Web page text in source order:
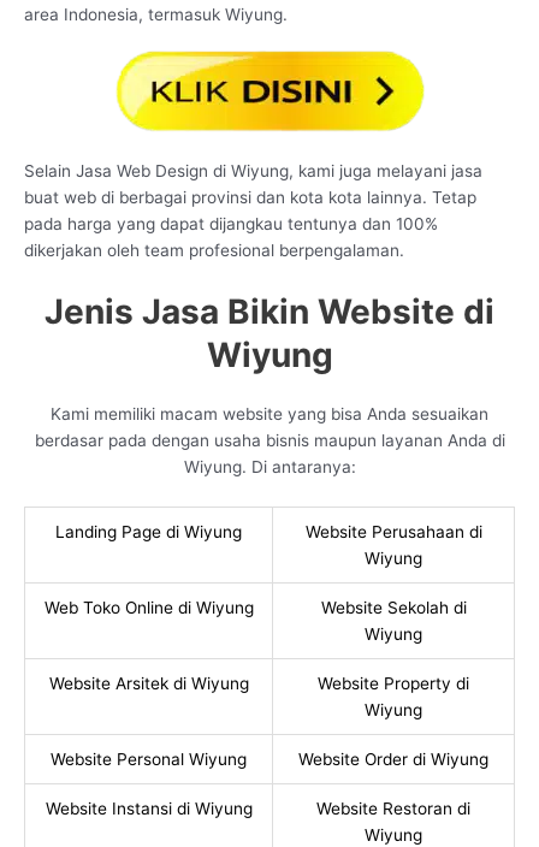
area Indonesia, termasuk Wiyung.
Selain Jasa Web Design di Wiyung, kami juga melayani jasa
buat web di berbagai provinsi dan kota kota lainnya. Tetap
pada harga yang dapat dijangkau tentunya dan 100%
dikerjakan oleh team profesional berpengalaman.
Jenis Jasa Bikin Website di
Wiyung
Kami memiliki macam website yang bisa Anda sesuaikan
berdasar pada dengan usaha bisnis maupun layanan Anda di
Wiyung. Di antaranya:
Landing Page di Wiyung
Website Perusahaan di
Wiyung
Web Toko Online di Wiyung
Website Sekolah di
Wiyung
Website Arsitek di Wiyung
Website Property di
Wiyung
Website Personal Wiyung Website Order di Wiyung
Website Instansi di Wiyung
Website Restoran di
Wiyung